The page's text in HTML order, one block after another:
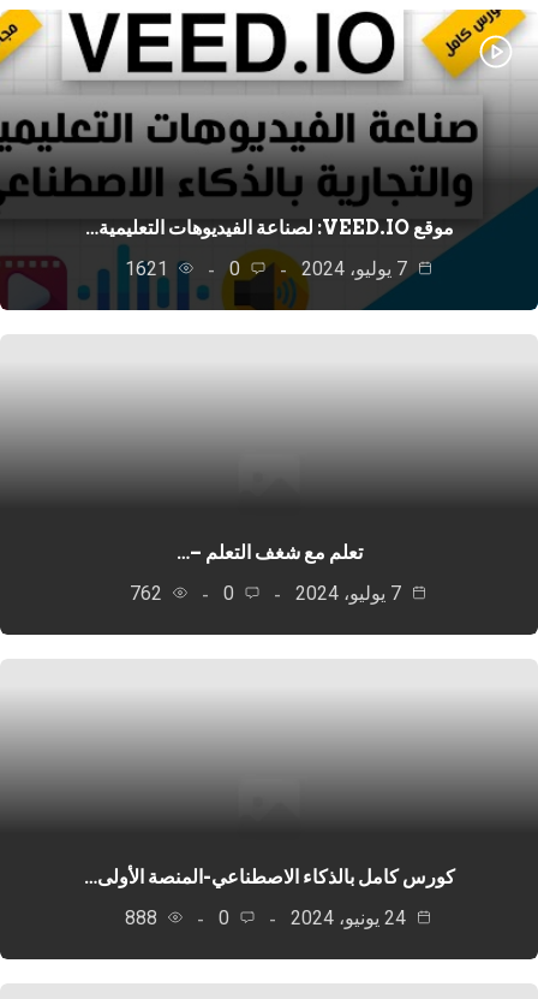
موقع VEED.IO: لصناعة الفيديوهات التعليمية…
0
1621
تعلم مع شغف التعلم –…
0
762
كورس كامل بالذكاء الاصطناعي-المنصة الأولى…
0
888